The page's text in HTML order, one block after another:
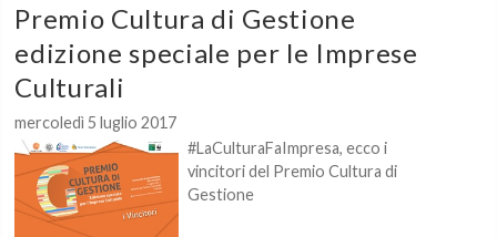
Premio Cultura di Gestione
edizione speciale per le Imprese
Culturali
mercoledì 5 luglio 2017
#LaCulturaFaImpresa, ecco i
vincitori del Premio Cultura di
Gestione